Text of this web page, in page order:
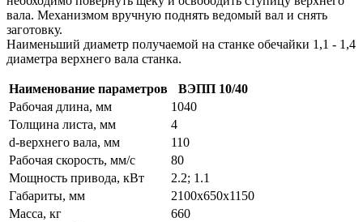
вала. Механизмом вручную поднять ведомый вал и снять
заготовку.
Наименьший диаметр получаемой на станке обечайки 1,1 - 1,4
диаметра верхнего вала станка.
Наименование параметров
ВЭПП 10/40
Рабочая длина, мм
1040
Толщина листа, мм
4
d-верхнего вала, мм
110
Рабочая скорость, мм/с
80
Мощность привода, кВт
2.2; 1.1
Габариты, мм
2100х650х1150
Масса, кг
660